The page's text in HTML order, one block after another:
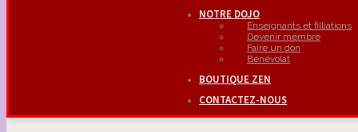
NOTRE DOJO
Enseignants et filliations
Devenir membre
Faire un don
Bénévolat
BOUTIQUE ZEN
CONTACTEZ-NOUS